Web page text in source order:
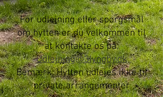
For udlejning eller spørgsmål
om hytten er du velkommen til
at kontakte os på:
Udlejning@3lyngby.dk
Bemærk: Hytten udlejes ikke til
private arrangementer